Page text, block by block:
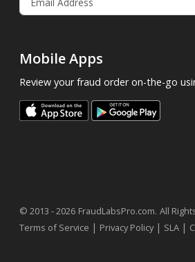
Mobile Apps
Review your fraud order on-the-go
© 2013 - 2026 FraudLabsPro.com. All
Terms of Service | Privacy Policy| SLA |